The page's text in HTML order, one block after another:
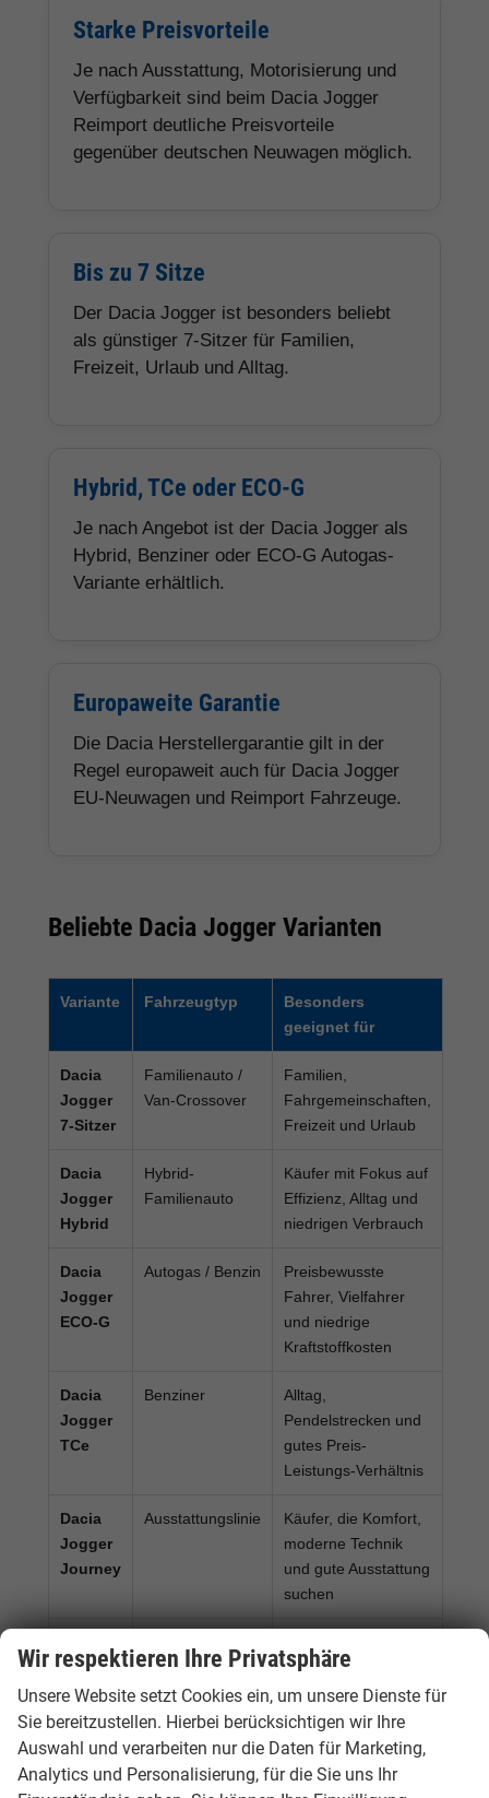
Starke Preisvorteile
Je nach Ausstattung, Motorisierung und
Verfügbarkeit sind beim Dacia Jogger
Reimport deutliche Preisvorteile
gegenüber deutschen Neuwagen möglich.
Bis zu 7 Sitze
Der Dacia Jogger ist besonders beliebt
als günstiger 7-Sitzer für Familien,
Freizeit, Urlaub und Alltag.
Hybrid, TCe oder ECO-G
Je nach Angebot ist der Dacia Jogger als
Hybrid, Benziner oder ECO-G Autogas-
Variante erhältlich.
Europaweite Garantie
Die Dacia Herstellergarantie gilt in der
Regel europaweit auch für Dacia Jogger
EU-Neuwagen und Reimport Fahrzeuge.
Beliebte Dacia Jogger Varianten
Variante Fahrzeugtyp
Besonders
geeignet für
Dacia
Jogger
7-Sitzer
Familienauto /
Van-Crossover
Familien,
Fahrgemeinschaften,
Freizeit und Urlaub
Dacia
Jogger
Hybrid
Hybrid-
Familienauto
Käufer mit Fokus auf
Effizienz, Alltag und
niedrigen Verbrauch
Dacia
Jogger
ECO-G
Autogas / Benzin
Preisbewusste
Fahrer, Vielfahrer
und niedrige
Kraftstoffkosten
Dacia
Jogger
TCe
Benziner
Alltag,
Pendelstrecken und
gutes Preis-
Leistungs-Verhältnis
Dacia
Jogger
Journey
Ausstattungslinie
Käufer, die Komfort,
moderne Technik
und gute Ausstattung
suchen
Jogger
Extreme
Optik und praktische
Details für Familie
und Freizeit
bevorzugen
Wir respektieren Ihre Privatsphäre
Unsere Website setzt Cookies ein, um unsere Dienste für
Sie bereitzustellen. Hierbei berücksichtigen wir Ihre
Auswahl und verarbeiten nur die Daten für Marketing,
Analytics und Personalisierung, für die Sie uns Ihr